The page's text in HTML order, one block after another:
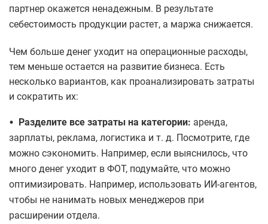
партнер окажется ненадежным. В результате
себестоимость продукции растет, а маржа снижается.
Чем больше денег уходит на операционные расходы,
тем меньше остается на развитие бизнеса. Есть
несколько вариантов, как проанализировать затраты
и сократить их:
• Разделите все затраты на категории: аренда,
зарплаты, реклама, логистика и т. д. Посмотрите, где
можно сэкономить. Например, если выяснилось, что
много денег уходит в ФОТ, подумайте, что можно
оптимизировать. Например, использовать ИИ-агентов,
чтобы не нанимать новых менеджеров при
расширении отдела.